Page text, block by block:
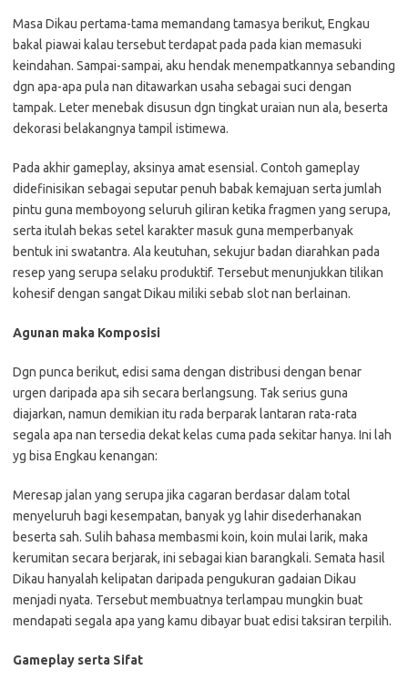
Masa Dikau pertama-tama memandang tamasya berikut, Engkau
bakal piawai kalau tersebut terdapat pada pada kian memasuki
keindahan. Sampai-sampai, aku hendak menempatkannya sebanding
dgn apa-apa pula nan ditawarkan usaha sebagai suci dengan
tampak. Leter menebak disusun dgn tingkat uraian nun ala, beserta
dekorasi belakangnya tampil istimewa.
Pada akhir gameplay, aksinya amat esensial. Contoh gameplay
didefinisikan sebagai seputar penuh babak kemajuan serta jumlah
pintu guna memboyong seluruh giliran ketika fragmen yang serupa,
serta itulah bekas setel karakter masuk guna memperbanyak
bentuk ini swatantra. Ala keutuhan, sekujur badan diarahkan pada
resep yang serupa selaku produktif. Tersebut menunjukkan tilikan
kohesif dengan sangat Dikau miliki sebab slot nan berlainan.
Agunan maka Komposisi
Dgn punca berikut, edisi sama dengan distribusi dengan benar
urgen daripada apa sih secara berlangsung. Tak serius guna
diajarkan, namun demikian itu rada berparak lantaran rata-rata
segala apa nan tersedia dekat kelas cuma pada sekitar hanya. Ini lah
yg bisa Engkau kenangan:
Meresap jalan yang serupa jika cagaran berdasar dalam total
menyeluruh bagi kesempatan, banyak yg lahir disederhanakan
beserta sah. Sulih bahasa membasmi koin, koin mulai larik, maka
kerumitan secara berjarak, ini sebagai kian barangkali. Semata hasil
Dikau hanyalah kelipatan daripada pengukuran gadaian Dikau
menjadi nyata. Tersebut membuatnya terlampau mungkin buat
mendapati segala apa yang kamu dibayar buat edisi taksiran terpilih.
Gameplay serta Sifat